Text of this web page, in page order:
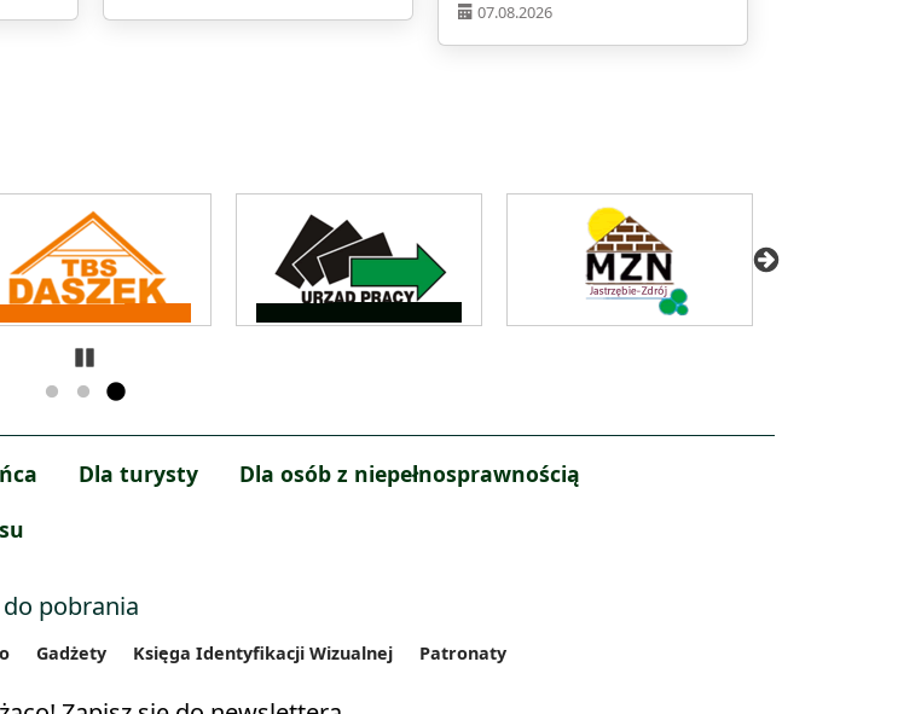
07.08.2026
Dla turysty
Dla osób z niepełnosprawnością
do pobrania
Gadżety Księga Identyfikacji Wizualnej Patronaty